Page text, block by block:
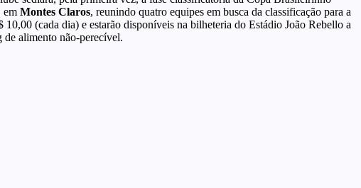
em Montes Claros, reunindo quatro equipes em busca da classificação para a
10,00 (cada dia) e estarão disponíveis na bilheteria do Estádio João Rebello a
de alimento não-perecível.